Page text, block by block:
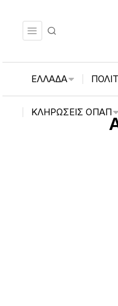
ΕΛΛΑΔΑ
ΚΛΗΡΏΣΕΙΣ ΟΠΑΠ